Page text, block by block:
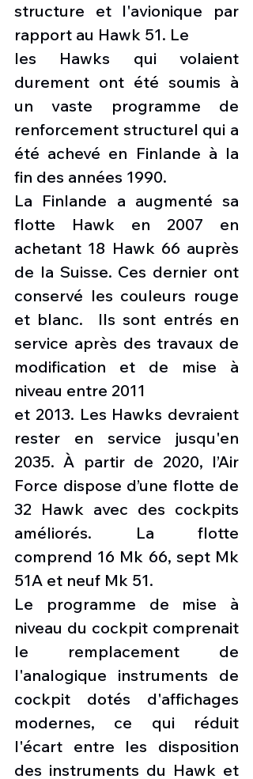
structure et l'avionique par
rapport au Hawk 51. Le
les Hawks qui volaient
durement ont été soumis à
un vaste programme de
renforcement structurel qui a
été achevé en Finlande à la
fin des années 1990.
La Finlande a augmenté sa
flotte Hawk en 2007 en
achetant 18 Hawk 66 auprès
de la Suisse. Ces dernier ont
conservé les couleurs rouge
et blanc.  Ils sont entrés en
service après des travaux de
modification et de mise à
niveau entre 2011
et 2013. Les Hawks devraient
rester en service jusqu'en
2035. À partir de 2020, l’Air
Force dispose d’une flotte de
32 Hawk avec des cockpits
améliorés. La flotte
comprend 16 Mk 66, sept Mk
51A et neuf Mk 51.
Le programme de mise à
niveau du cockpit comprenait
le remplacement de
l'analogique instruments de
cockpit dotés d'affichages
modernes, ce qui réduit
l'écart entre les disposition
des instruments du Hawk et